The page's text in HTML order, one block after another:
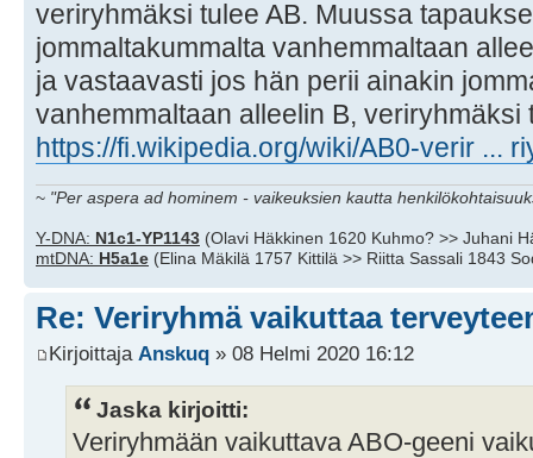
veriryhmäksi tulee AB. Muussa
jommaltakummalta vanhemmaltaan
ja vastaavasti jos hän perii ainakin
vanhemmaltaan alleelin B, veriryhmäksi
https://fi.wikipedia.org/wiki/AB0-verir ...
~ "Per aspera ad hominem - vaikeuksien kautta
Y-DNA: N1c1-YP1143 (Olavi Häkkinen 1620 Kuhmo? >> Juhani
mtDNA: H5a1e (Elina Mäkilä 1757 Kittilä >> Riitta Sassali 1843
Re: Veriryhmä vaikuttaa
Kirjoittaja Anskuq » 08 Helmi 2020 16:12
Jaska kirjoitti:
Veriryhmään vaikuttava ABO-geeni